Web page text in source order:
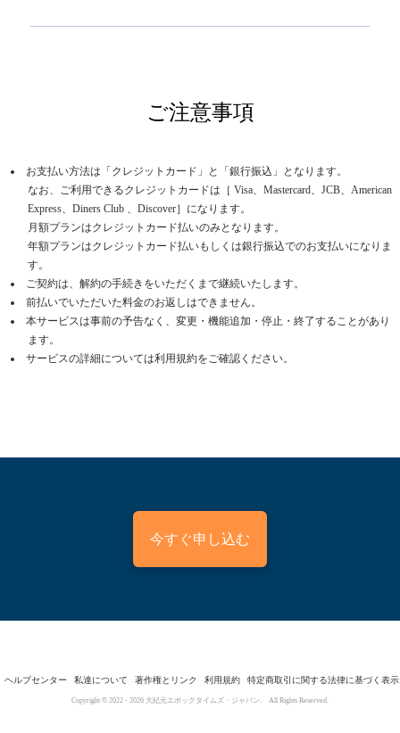
ご注意事項
お支払い方法は「クレジットカード」と「銀行振込」となります。
なお、ご利用できるクレジットカードは［ Visa、Mastercard、JCB、American
Express、Diners Club 、Discover］になります。
月額プランはクレジットカード払いのみとなります。
年額プランはクレジットカード払いもしくは銀行振込でのお支払いになりま
す。
ご契約は、解約の手続きをいただくまで継続いたします。
前払いでいただいた料金のお返しはできません。
本サービスは事前の予告なく、変更・機能追加・停止・終了することがあり
ます。
サービスの詳細については利用規約をご確認ください。
今すぐ申し込む
ヘルプセンター 私達について 著作権とリンク 利用規約 特定商取引に関する法律に基づく表示
Copyright © 2022 - 2026 大紀元エポックタイムズ・ジャパン. All Rights Reserved.